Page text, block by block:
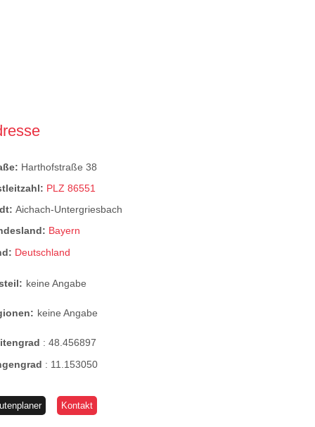
Harthofstraße 38
PLZ 86551
Aichach-Untergriesbach
Bayern
Deutschland
keine Angabe
keine Angabe
:48.456897
: 11.153050
Kontakt